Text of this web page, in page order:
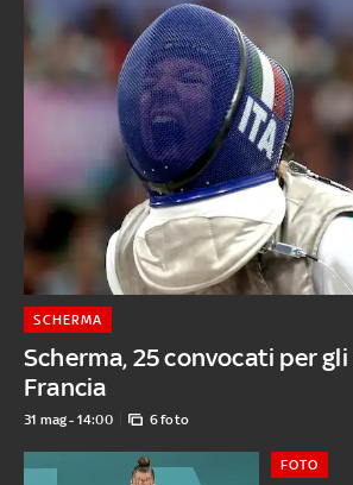
Scherma, 25 convocati per
Francia
SCHERMA
31 mag - 14:00 6 foto
FOTO